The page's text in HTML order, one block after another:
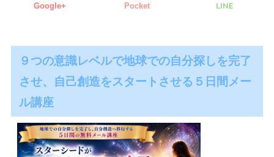
Google+ Pocket LINE
９つの意識レベルで地球での自分探しを完了
させ、自己創造をスタートさせる５日間メー
ル講座